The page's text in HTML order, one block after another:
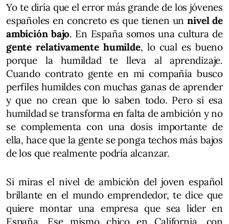
Yo te diría que el error más grande de los jóvenes
españoles en concreto es que tienen unnivel de
ambición bajo. En España somos una cultura de
gente relativamente humilde, lo cual es bueno
porque la humildad te lleva al aprendizaje.
Cuando contrato gente en mi compañía busco
perfiles humildes con muchas ganas de aprender
y que no crean que lo saben todo. Pero si esa
humildad se transforma en falta de ambición y no
se complementa con una dosis importante de
ella, hace que la gente se ponga techos más bajos
de los que realmente podría alcanzar.
Si miras el nivel de ambición del joven español
brillante en el mundo emprendedor, te dice que
quiere montar una empresa que sea líder en
España. Ese mismo chico en California, con